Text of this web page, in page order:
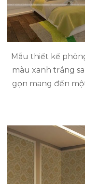
Mẫu thiết kế
màu xanh trắng
gọn mang đến